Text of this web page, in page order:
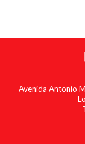
Avenida Antonio